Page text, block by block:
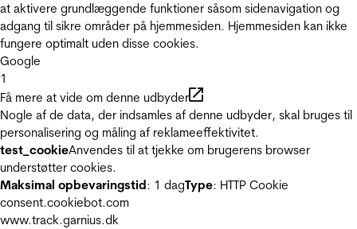
at aktivere grundlæggende funktioner såsom sidenavigation og
adgang til sikre områder på hjemmesiden. Hjemmesiden kan ikke
fungere optimalt uden disse cookies.
Google
1
Få mere at vide om denne udbyder
Nogle af de data, der indsamles af denne udbyder, skal bruges til
personalisering og måling af reklameeffektivitet.
test_cookieAnvendes til at tjekke om brugerens browser
understøtter cookies.
Maksimal opbevaringstid: 1 dagType: HTTP Cookie
consent.cookiebot.com
www.track.garnius.dk